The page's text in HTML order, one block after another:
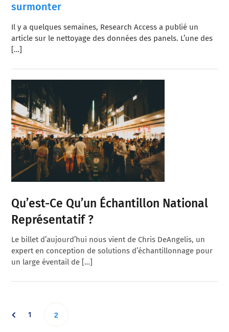
surmonter
Il y a quelques semaines, Research Access a publié un
article sur le nettoyage des données des panels. L’une des
[…]
Qu’est-Ce Qu’un Échantillon National
Représentatif ?
Le billet d’aujourd’hui nous vient de Chris DeAngelis, un
expert en conception de solutions d’échantillonnage pour
un large éventail de […]
Go
1 Go
2